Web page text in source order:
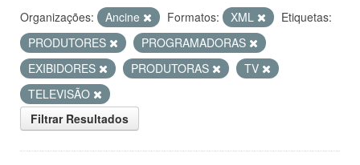
Organizações: Ancine Formatos: XML
Etiquetas:
PRODUTORES
PROGRAMADORAS
EXIBIDORES
PRODUTORAS
TV
TELEVISÃO
Filtrar Resultados